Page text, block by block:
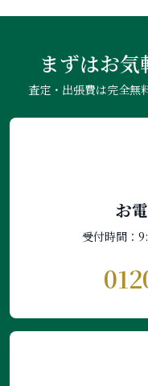
まずはお
査定・出張費は完全無
お
受付時間：